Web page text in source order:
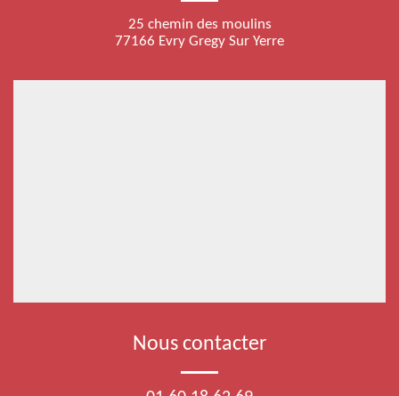
25 chemin des moulins
77166 Evry Gregy Sur Yerre
Nous contacter